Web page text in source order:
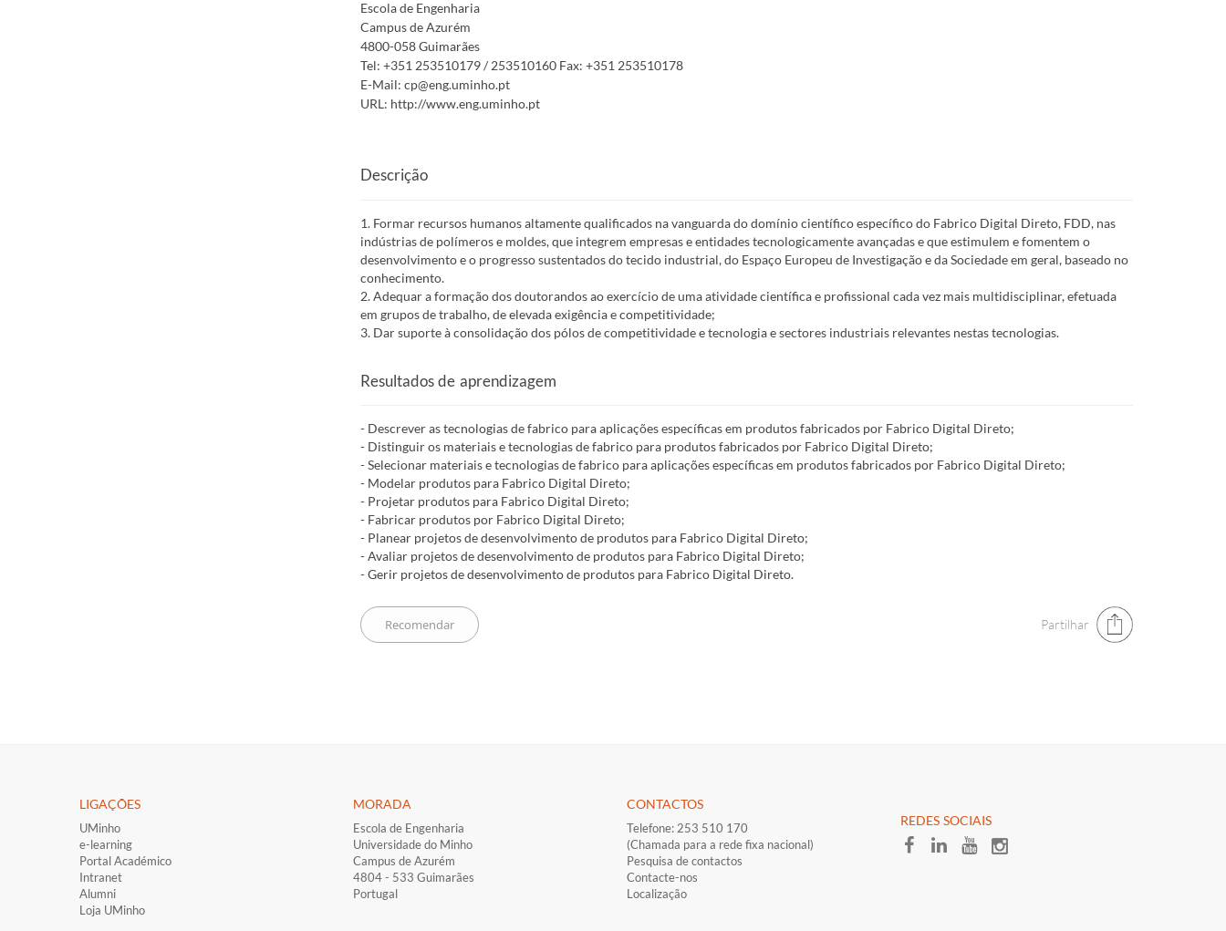
Escola de Engenharia
Campus de Azurém
4800-058 Guimarães
Tel: +351 253510179 / 253510160Fax: +351 253510178
E-Mail: cp@eng.uminho.pt
URL: http://www.eng.uminho.pt
Descrição
1. Formar recursos humanos altamente qualificados na vanguarda do domínio científico específico do Fabrico Digital Direto, FDD, nas
indústrias de polímeros e moldes, que integrem empresas e entidades tecnologicamente avançadas e que estimulem e fomentem o
desenvolvimento e o progresso sustentados do tecido industrial, do Espaço Europeu de Investigação e da Sociedade em geral, baseado no
conhecimento.
2. Adequar a formação dos doutorandos ao exercício de uma atividade científica e profissional cada vez mais multidisciplinar, efetuada
em grupos de trabalho, de elevada exigência e competitividade;
3. Dar suporte à consolidação dos pólos de competitividade e tecnologia e sectores industriais relevantes nestas tecnologias.
Resultados de aprendizagem
- Descrever as tecnologias de fabrico para aplicações específicas em produtos fabricados por Fabrico Digital Direto;
- Distinguir os materiais e tecnologias de fabrico para produtos fabricados por Fabrico Digital Direto;
- Selecionar materiais e tecnologias de fabrico para aplicações específicas em produtos fabricados por Fabrico Digital Direto;
- Modelar produtos para Fabrico Digital Direto;
- Projetar produtos para Fabrico Digital Direto;
- Fabricar produtos por Fabrico Digital Direto;
- Planear projetos de desenvolvimento de produtos para Fabrico Digital Direto;
- Avaliar projetos de desenvolvimento de produtos para Fabrico Digital Direto;
- Gerir projetos de desenvolvimento de produtos para Fabrico Digital Direto.
Partilhar
LIGAÇÕES​
UMinho
e-learning
Portal Académico
Intranet
Alumni
Loja UMinho
MORADA
Escola de Engenharia
Universidade do Minho
Campus de Azurém
4804 - 533 Guimarães
Portugal
CONTACTOS
Telefone: 253 510 170
(Chamada para a rede fixa nacional)
Pesquisa de contactos
Contacte-nos
Localização
​REDES SOCIAI​S